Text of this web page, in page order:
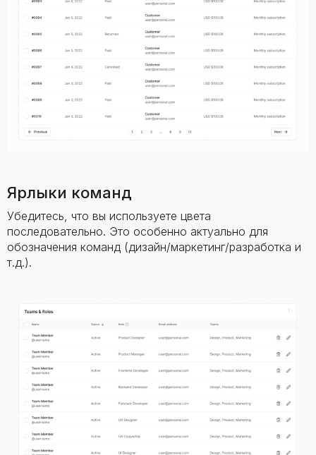
Ярлыки команд
Убедитесь, что вы используете цвета
последовательно. Это особенно актуально для
обозначения команд (дизайн/маркетинг/разработка и
т.д.).